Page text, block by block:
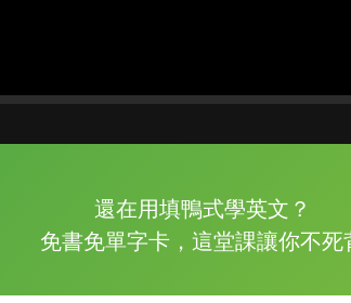
還在用填鴨式學英文？
免書免單字卡，這堂課讓你不死
的品牌故事